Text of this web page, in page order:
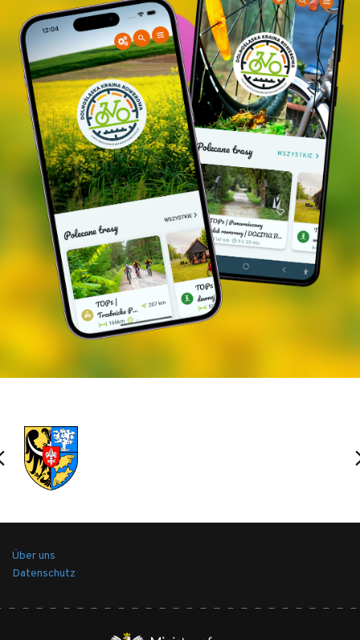
Über uns
Datenschutz